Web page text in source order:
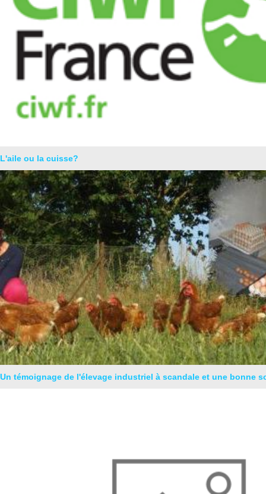
L'aile ou la cuisse?
Un témoignage de l'élevage industriel à scandale et une bonne